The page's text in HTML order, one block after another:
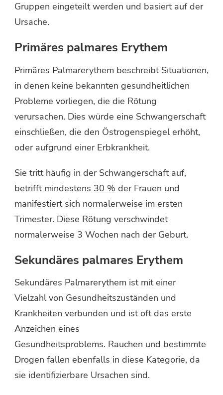
Gruppen eingeteilt werden und basiert auf der
Ursache.
Primäres palmares Erythem
Primäres Palmarerythem beschreibt Situationen,
in denen keine bekannten gesundheitlichen
Probleme vorliegen, die die Rötung
verursachen. Dies würde eine Schwangerschaft
einschließen, die den Östrogenspiegel erhöht,
oder aufgrund einer Erbkrankheit.
Sie tritt häufig in der Schwangerschaft auf,
betrifft mindestens 30 % der Frauen und
manifestiert sich normalerweise im ersten
Trimester. Diese Rötung verschwindet
normalerweise 3 Wochen nach der Geburt.
Sekundäres palmares Erythem
Sekundäres Palmarerythem ist mit einer
Vielzahl von Gesundheitszuständen und
Krankheiten verbunden und ist oft das erste
Anzeichen eines
Gesundheitsproblems. Rauchen und bestimmte
Drogen fallen ebenfalls in diese Kategorie, da
sie identifizierbare Ursachen sind.